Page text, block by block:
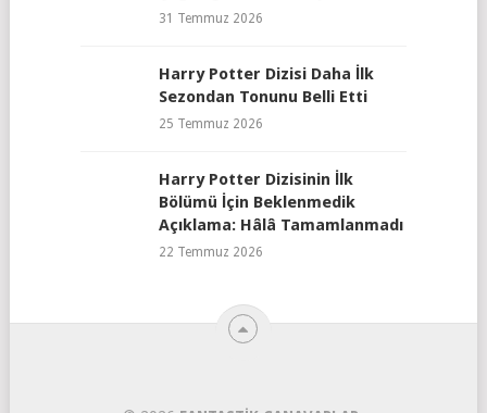
31 Temmuz 2026
Harry Potter Dizisi Daha İlk
Sezondan Tonunu Belli Etti
25 Temmuz 2026
Harry Potter Dizisinin İlk
Bölümü İçin Beklenmedik
Açıklama: Hâlâ Tamamlanmadı
22 Temmuz 2026